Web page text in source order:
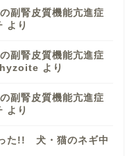
副腎皮質機能亢進症
より
副腎皮質機能亢進症
より
副腎皮質機能亢進症
より
た!! 犬・猫のネギ中